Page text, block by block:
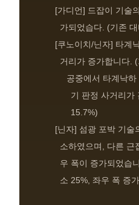
[가디언] 드잡이 기술
가되었습다. (기존
[쿠노이치/닌자] 타계
거리가 증가합니다.
공중에서 타계낙
기 판정 사거리가
15.7%)
[닌자] 섬광 포박 기술
소하였으며, 다른 근
우 폭이 증가되었습
소 25%, 좌우 폭 증